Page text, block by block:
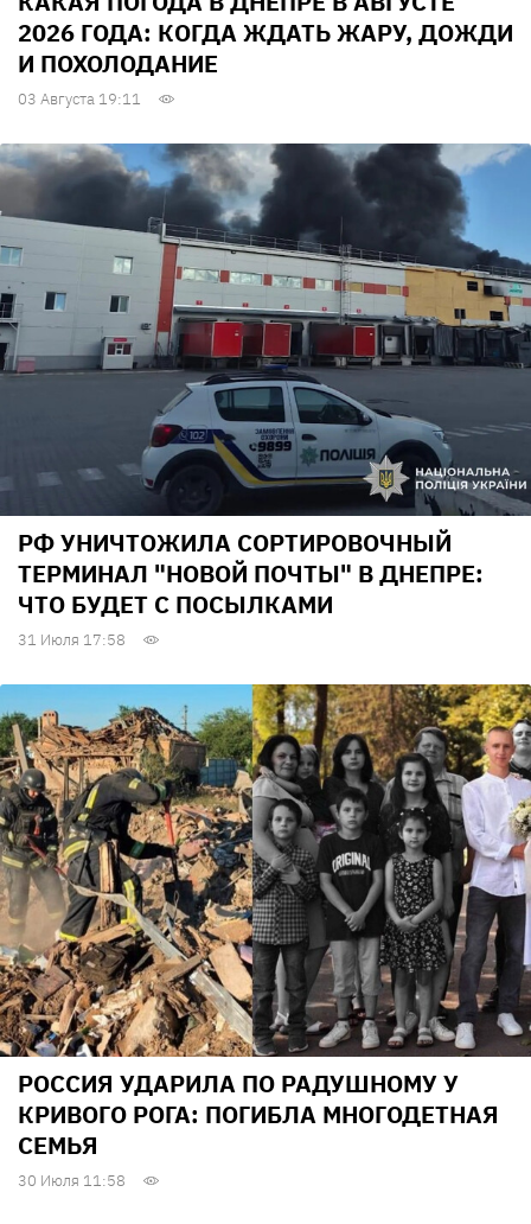
2026 ГОДА: КОГДА ЖДАТЬ ЖАРУ, ДОЖДИ
И ПОХОЛОДАНИЕ
03 Августа 19:11
РФ УНИЧТОЖИЛА СОРТИРОВОЧНЫЙ
ТЕРМИНАЛ "НОВОЙ ПОЧТЫ" В ДНЕПРЕ:
ЧТО БУДЕТ С ПОСЫЛКАМИ
31 Июля 17:58
РОССИЯ УДАРИЛА ПО РАДУШНОМУ У
КРИВОГО РОГА: ПОГИБЛА МНОГОДЕТНАЯ
СЕМЬЯ
30 Июля 11:58